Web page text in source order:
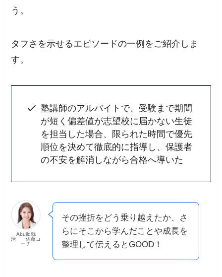
う。
タフさを示せるエピソードの一例をご紹介しま
す。
塾講師のアルバイトで、受験まで期間
が短く偏差値が志望校に届かない生徒
を担当した場合、限られた時間で優先
順位を決めて徹底的に指導し、保護者
の不安を解消しながら合格へ導いた
Abuild就
活 佐藤コ
ーチ
その挫折をどう乗り越えたか、さ
らにそこから学んだことや成長を
整理して伝えるとGOOD！